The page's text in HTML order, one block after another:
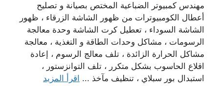
مهندس كمبيوتر الضباعية المختص بصيانة و تصليح
أعطال الكومبيوترات من ظهور الشاشة الزرقاء ، ظهور
الشاشة السوداء ، تعطيل كرت الشاشة وحدة معالجة
الرسومات ، مشاكل وحدات الطاقة و التغذية ، معالجة
مشاكل الحرارة الزائدة ، تلف معالج الرسوم ، إعادة
اقلاع الحاسوب بشكل متكرر ، تلف التوانزستور ،
استبدال بور سبلاي ، تنظيف مآخذ ... اقرأ المزيد